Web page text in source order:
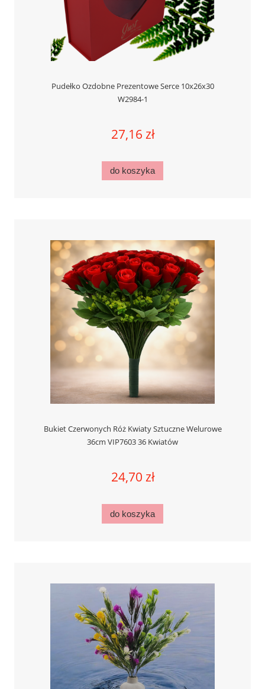
Pudełko Ozdobne Prezentowe Serce 10x26x30
W2984-1
27,16 zł
do koszyka
Bukiet Czerwonych Róż Kwiaty Sztuczne Welurowe
36cm VIP7603 36 Kwiatów
24,70 zł
do koszyka